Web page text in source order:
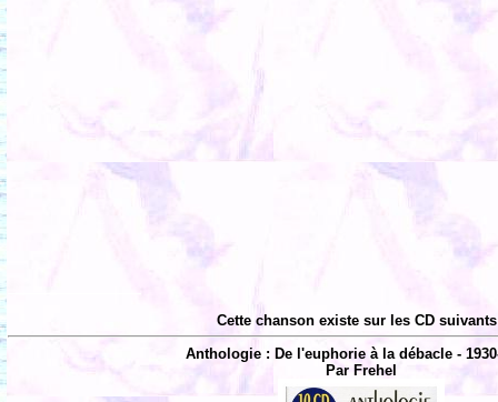
Cette chanson existe sur les CD
Anthologie : De l'euphorie à la débacle -
Par Frehel